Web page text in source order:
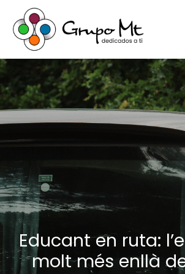
Skip to Content
Educant en ruta:
molt més enllà